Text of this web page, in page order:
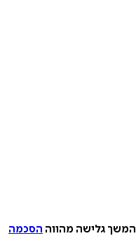
המשך גלישה מהווה הסכמה